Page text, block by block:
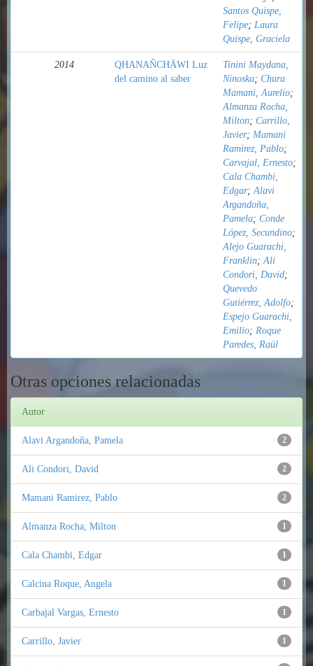
Santos Quispe,
Felipe; Laura
Quispe, Graciela
2014
QHANAÑCHÄWI Luz
del camino al saber
Tinini Maydana,
Ninoska; Chura
Mamani, Aurelio;
Almanza Rocha,
Milton; Carrillo,
Javier; Mamani
Ramirez, Pablo;
Carvajal, Ernesto;
Cala Chambi,
Edgar;Alavi
Argandoña,
Pamela; Conde
López, Secundino;
Alejo Guarachi,
Franklin;Ali
Condori, David;
Quevedo
Gutiérrez, Adolfo;
Espejo Guarachi,
Emilio; Roque
Paredes, Raúl
Otras opciones relacionadas
Autor
2
Alavi Argandoña, Pamela
2
Ali Condori, David
2
Mamani Ramirez, Pablo
1
Almanza Rocha, Milton
1
Cala Chambi, Edgar
1
Calcina Roque, Angela
1
Carbajal Vargas, Ernesto
1
Carrillo, Javier